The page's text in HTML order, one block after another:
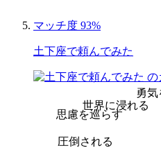
マッチ度 93%
土下座で頼んでみた
勇
圧倒される
思慮を巡らす
世界に浸れる